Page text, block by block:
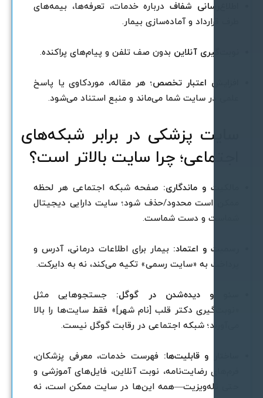
شفاف درباره خدمات، تعرفه‌ها، بیمه‌های
طرف قرارداد و آماده‌سازی بیمار.
نوبت‌گیری آنلاین بدون صف تلفن و پیام‌های پراکنده.
اعتبار تخصص؛ هر مقاله، مورد‌کاوی یا پاسخ
علمی در سایت شما می‌ماند و منبع استناد می‌شود.
سایت پزشکی در برابر شبکه‌های
اجتماعی؛ چرا سایت بالاتر است؟
و ماندگاری:صفحه‌ شبکه اجتماعی هر لحظه
ممکن است محدود/حذف شود؛ سایت دارایی دیجیتال
شماست و دست شماست.
رسمیت و اعتماد: بیمار برای اطلاعات درمانی، آدرس و
پرداخت به «سایت رسمی» تکیه می‌کند، نه به دایرکت.
و دیده‌شدن در گوگل:
جستجوهایی مثل
«نوبت‌گیری دکتر قلب [نام شهر]» فقط سایت‌ها را بالا
می‌آورند؛ شبکه اجتماعی در رقابت گوگل نیست.
و قابلیت‌ها:فهرست خدمات، معرفی پزشکان،
فرم‌های رضایت‌نامه، نوبت آنلاین، فایل‌های آموزشی و
حتی تله‌ویزیت—همه این‌ها در سایت ممکن است، نه